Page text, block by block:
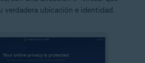
verdadera ubicación e identidad.